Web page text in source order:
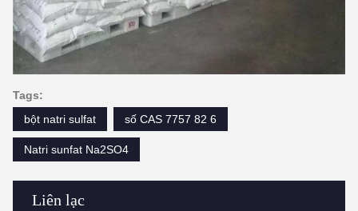
Liên lạc
Tags:
bột natri sulfat
số CAS 7757 82 6
Natri sunfat Na2SO4